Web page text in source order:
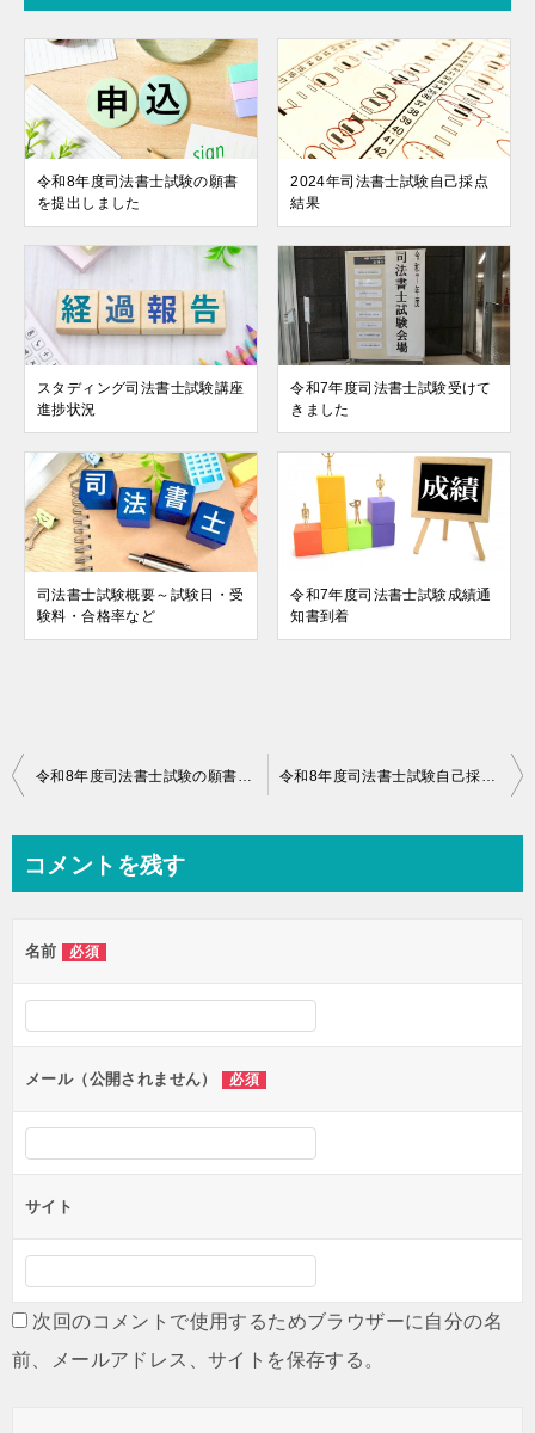
令和8年度司法書士試験の願書
を提出しました
2024年司法書士試験自己採点
結果
スタディング司法書士試験講座
進捗状況
令和7年度司法書士試験受けて
きました
司法書士試験概要～試験日・受
験料・合格率など
令和7年度司法書士試験成績通
知書到着
投
ビ
ー
シ
ョ
ン
令和8年度司法書士試験の願書を提出しました 令和8年度司法書士試験自己採点結果
コメントを残す
名前 必須
メール（公開されません） 必須
サイト
次回のコメントで使用するためブラウザーに自分の名
前、メールアドレス、サイトを保存する。